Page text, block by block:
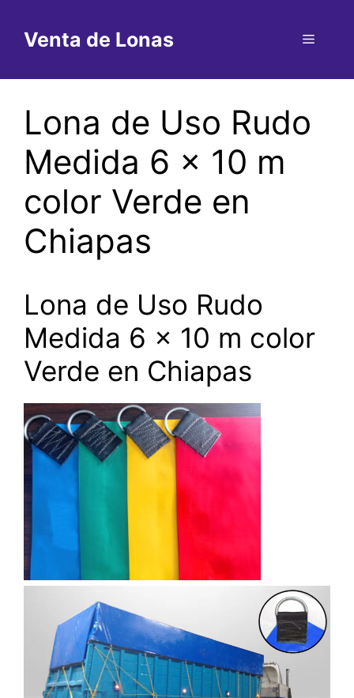
contenido
Venta de Lonas Menú
Lona de Uso Rudo
Medida 6 x 10 m
color Verde en
Chiapas
Lona de Uso Rudo
Medida 6 x 10 m color
Verde en Chiapas